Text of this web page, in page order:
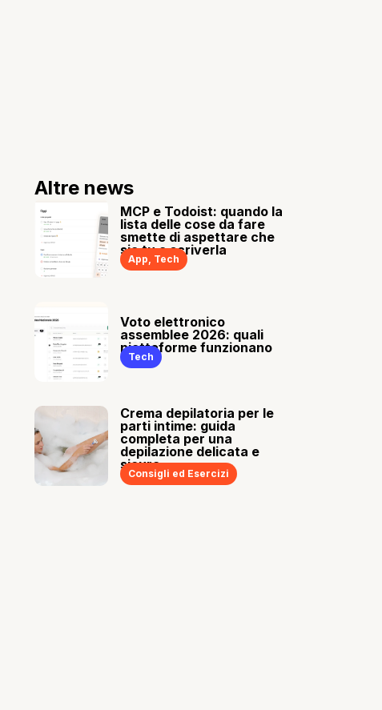
Altre news
MCP e Todoist: quando la
lista delle cose da fare
smette di aspettare che
sia tu a scriverla
App, Tech
Voto elettronico
assemblee 2026: quali
piattaforme funzionano
Tech
Crema depilatoria per le
parti intime: guida
completa per una
depilazione delicata e
sicura
Consigli ed Esercizi